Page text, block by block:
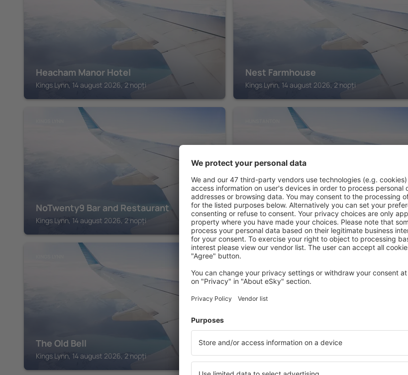
Heacham Manor Hotel
Kings Lynn, 14 august 2026, 2 nopți
Nest Farmhouse
Kings Lynn, 14 august 2026, 2 nopți
NoTwenty9 Bar and Restaurant
Kings Lynn, 14 august 2026, 2 nopți
The Lifeboat
Hunstanton, 14 august 2026, 2 nopți
The Old Bell
Kings Lynn, 14 august 2026, 2 nopți
Norfolk Accommodation - mYminiBreak
Kings Lynn, 14 august 2026, 2 nopți